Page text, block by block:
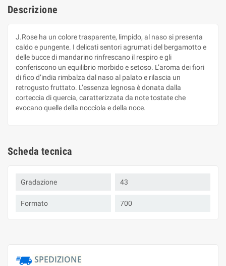
Descrizione
J.Rose ha un colore trasparente, limpido, al naso si presenta
caldo e pungente. I delicati sentori agrumati del bergamotto e
delle bucce di mandarino rinfrescano il respiro e gli
conferiscono un equilibrio morbido e setoso. L’aroma dei fiori
di fico d’india rimbalza dal naso al palato e rilascia un
retrogusto fruttato. L’essenza legnosa è donata dalla
corteccia di quercia, caratterizzata da note tostate che
evocano quelle della nocciola e della noce.
Scheda tecnica
Gradazione 43
Formato 700
SPEDIZIONE